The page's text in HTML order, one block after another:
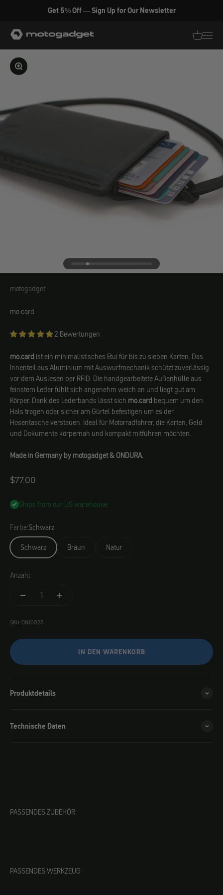
Zum Inhalt springen
Get 5% Off — Sign Up for Our Newsletter
motogadget GmbH
Bild vergrößern
Gehe zu Element 1
Gehe zu Element 2
Gehe zu Element 3
Gehe zu Element 4
Gehe zu Element 5
Gehe zu Element 6
Gehe zu Element 7
Gehe zu Element 8
Gehe zu Element 9
Gehe zu Element 10
Gehe zu Element 11
Gehe zu Element 12
Gehe zu Element 13
Gehe zu Element 14
Gehe zu Element 15
Gehe zu Element 16
Gehe zu Element 17
Gehe zu Element 18
Gehe zu Element 19
Gehe zu Element 20
Gehe zu Element 21
Gehe zu Element 22
Gehe zu Element 23
Gehe zu Element 24
Gehe zu Element 25
Gehe zu Element 26
Gehe zu Element 27
motogadget
motogadget
mo.card
2 Bewertungen
mo.card ist ein minimalistisches Etui für bis zu sieben Karten. Das
Innenteil aus Aluminium mit Auswurfmechanik schützt zuverlässig
vor dem Auslesen per RFID. Die handgearbeitete Außenhülle aus
feinstem Leder fühlt sich angenehm weich an und liegt gut am
Körper. Dank des Lederbands lässt sich mo.card bequem um den
Hals tragen oder sicher am Gürtel befestigen um es der
Hosentasche verstauen. Ideal für Motorradfahrer, die Karten, Geld
und Dokumente körpernah und kompakt mitführen möchten.
Made in Germany by motogadget & ONDURA.
Angebot
$77.00
Ships from our US warehouse
Farbe:Schwarz
Schwarz
Braun Natur
Anzahl:
SKU: ON10028
IN DEN WARENKORB
Produktdetails
Technische Daten
PASSENDES ZUBEHÖR
PASSENDES WERKZEUG